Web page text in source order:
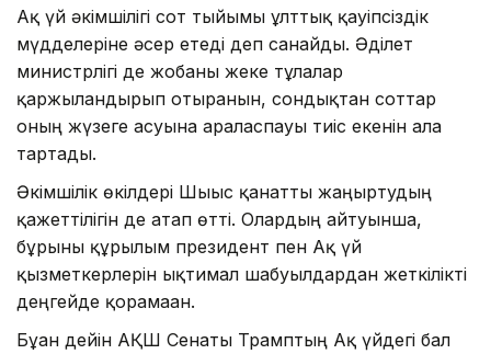
Ақ үй әкімшілігі сот тыйымы ұлттық қауіпсіздік
мүдделеріне әсер етеді деп санайды. Әділет
министрлігі де жобаны жеке тұлғалар
қаржыландырып отырғанын, сондықтан соттар
оның жүзеге асуына араласпауы тиіс екенін алға
тартады.
Әкімшілік өкілдері Шығыс қанатты жаңғыртудың
қажеттілігін де атап өтті. Олардың айтуынша,
бұрынғы құрылым президент пен Ақ үй
қызметкерлерін ықтимал шабуылдардан жеткілікті
деңгейде қорғамаған.
Бұған дейін АҚШ Сенаты Трамптың Ақ үйдегі бал